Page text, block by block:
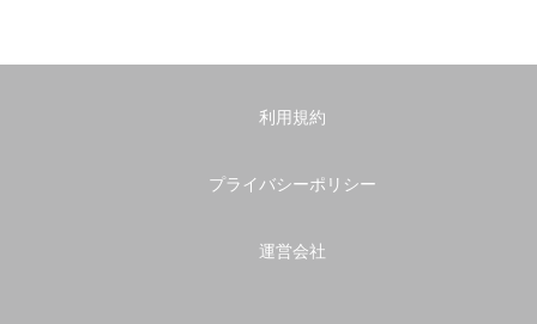
利用規約
プライバシーポリシー
運営会社